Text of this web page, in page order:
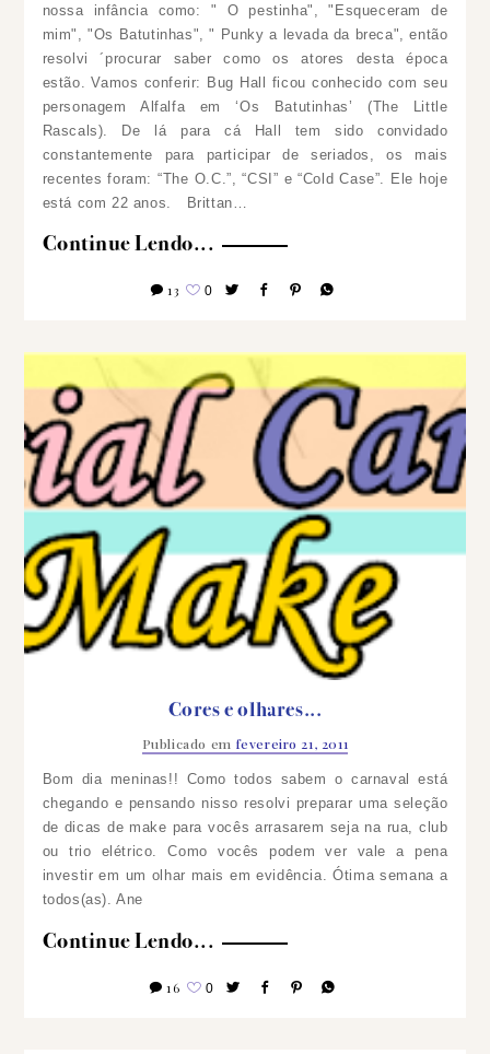
nossa infância como: " O pestinha", "Esqueceram de
mim", "Os Batutinhas", " Punky a levada da breca", então
resolvi ´procurar saber como os atores desta época
estão. Vamos conferir: Bug Hall ficou conhecido com seu
personagem Alfalfa em ‘Os Batutinhas’ (The Little
Rascals). De lá para cá Hall tem sido convidado
constantemente para participar de seriados, os mais
recentes foram: “The O.C.”, “CSI” e “Cold Case”. Ele hoje
está com 22 anos.
Brittan…
Continue Lendo...
13 0
Cores e olhares...
Publicado em fevereiro 21, 2011
Bom dia meninas!! Como todos sabem o carnaval está
chegando e pensando nisso resolvi preparar uma seleção
de dicas de make para vocês arrasarem seja na rua, club
ou trio elétrico. Como vocês podem ver vale a pena
investir em um olhar mais em evidência.Ótima semana a
todos(as). Ane
Continue Lendo...
16 0